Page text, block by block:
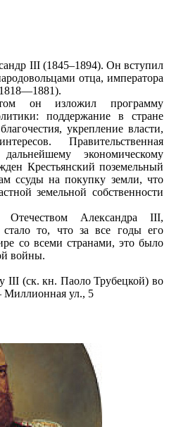
III (1845–1894). Он вступил
отца, императора
он изложил программу
поддержание в стране
укрепление власти,
Правительственная
экономическому
Крестьянский поземельный
ссуды на покупку земли, что
земельной собственности
Отечеством Александра III,
то, что за все годы его
со всеми странами, это было
войны.
III (ск. кн. Паоло Трубецкой) во
ул., 5